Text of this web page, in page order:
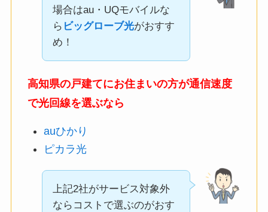
場合はau・UQモバイルな
ら ビッグローブ光がおすす
め！
高知県の戸建てにお住まいの方が通信速度
で光回線を選ぶなら
auひかり
ピカラ光
上記2社がサービス対象外
ならコストで選ぶのがおす